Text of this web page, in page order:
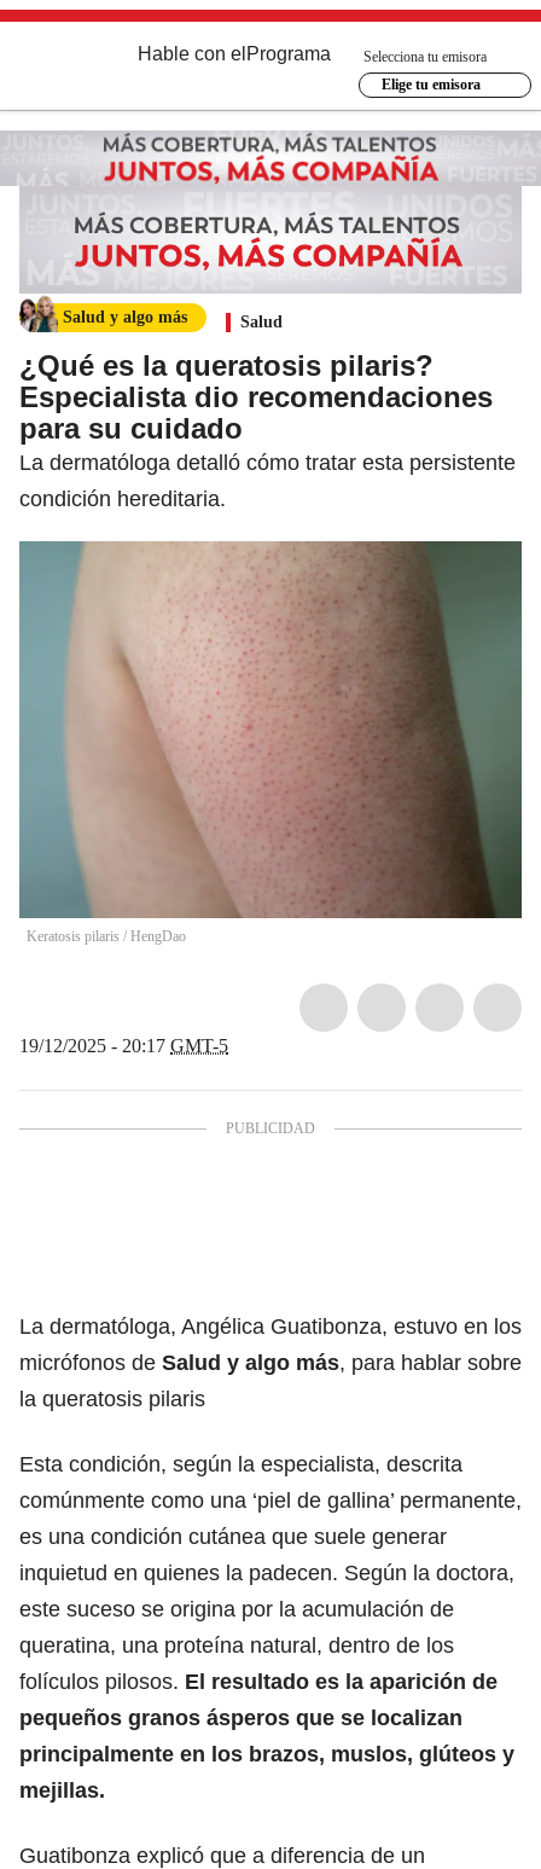
Hable con el Programa
Selecciona tu emisora
Elige tu emisora
Salud y algo más Salud
¿Qué es la queratosis pilaris?
Especialista dio recomendaciones
para su cuidado
La dermatóloga detalló cómo tratar esta persistente
condición hereditaria.
Keratosis pilaris / HengDao
19/12/2025 - 20:17 GMT-5
La dermatóloga, Angélica Guatibonza, estuvo en los
micrófonos de Salud y algo más, para hablar sobre
la queratosis pilaris
Esta condición, según la especialista, descrita
comúnmente como una ‘piel de gallina’ permanente,
es una condición cutánea que suele generar
inquietud en quienes la padecen. Según la doctora,
este suceso se origina por la acumulación de
queratina, una proteína natural, dentro de los
folículos pilosos. El resultado es la aparición de
pequeños granos ásperos que se localizan
principalmente en los brazos, muslos, glúteos y
mejillas.
Guatibonza explicó que a diferencia de un